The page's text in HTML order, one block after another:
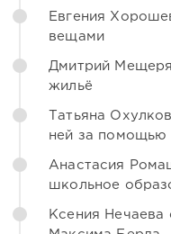
Евгения
вещами
Дмитрий
жильё
Татьяна
ней за помощью
Анастасия
школьное
Ксения Нечаева